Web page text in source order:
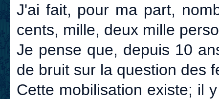
J'ai fait, pour ma part,
cents, mille, deux mille
Je pense que, depuis 10
de bruit sur la question des
Cette mobilisation existe; il